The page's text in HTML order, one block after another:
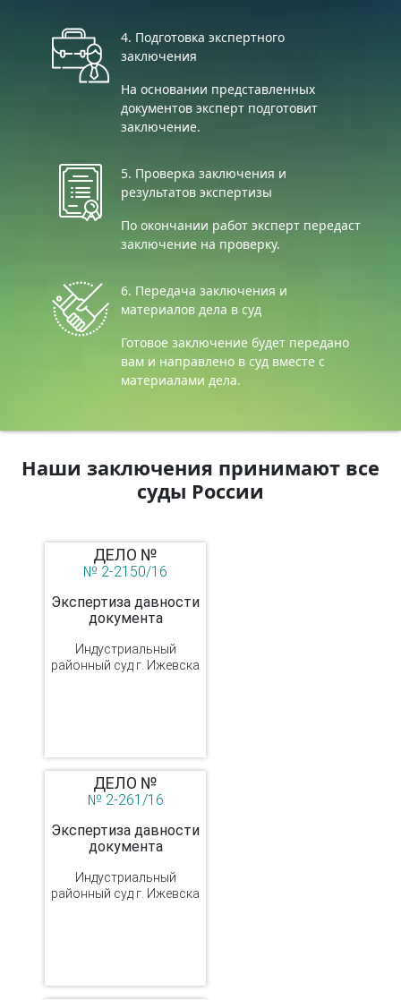
4. Подготовка экспертного
заключения
На основании представленных
документов эксперт подготовит
заключение.
5. Проверка заключения и
результатов экспертизы
По окончании работ эксперт передаст
заключение на проверку.
6. Передача заключения и
материалов дела в суд
Готовое заключение будет передано
вам и направлено в суд вместе с
материалами дела.
Наши заключения принимают все
суды России
ДЕЛО №
№ 2-2150/16
Экспертиза давности
документа
Индустриальный
районный суд г. Ижевска
ДЕЛО №
№ 2-261/16
Экспертиза давности
документа
Индустриальный
районный суд г. Ижевска